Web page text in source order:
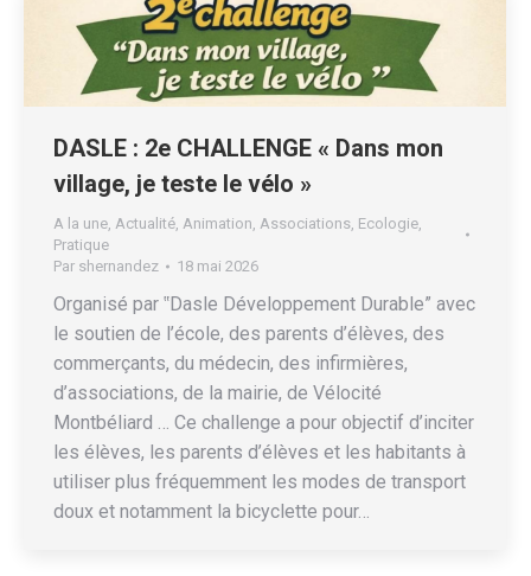
DASLE : 2e CHALLENGE « Dans mon
village, je teste le vélo »
A la une, Actualité, Animation, Associations, Ecologie,
Pratique
Par shernandez 18 mai 2026
Organisé par ‟Dasle Développement Durable” avec
le soutien de l’école, des parents d’élèves, des
commerçants, du médecin, des infirmières,
d’associations, de la mairie, de Vélocité
Montbéliard … Ce challenge a pour objectif d’inciter
les élèves, les parents d’élèves et les habitants à
utiliser plus fréquemment les modes de transport
doux et notamment la bicyclette pour…